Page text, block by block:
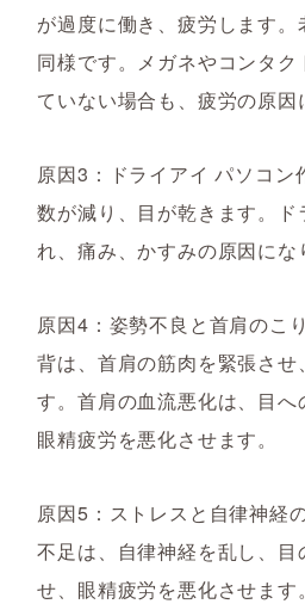
が過度に働き、疲労します
同様です。メガネやコンタク
ていない場合も、疲労の原因
原因3：ドライアイ パソコン
数が減り、目が乾きます。ド
れ、痛み、かすみの原因にな
原因4：姿勢不良と首肩のこ
背は、首肩の筋肉を緊張させ
す。首肩の血流悪化は、目へ
眼精疲労を悪化させます。
原因5：ストレスと自律神経
不足は、自律神経を乱し、目
せ、眼精疲労を悪化させます。